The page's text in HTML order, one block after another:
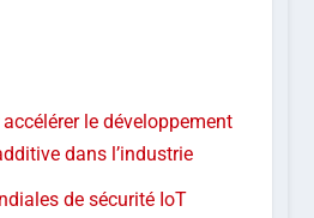
le développement
dans l’industrie
de sécurité IoT